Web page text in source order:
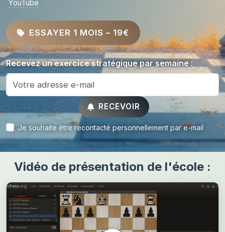
YouTube
ESSAYER 1 MOIS – 19€
Recevez un exercice stratégique par semaine :
RECEVOIR
Je souhaite être recontacté personnellement par e-mail
Vidéo de présentation de l'école :